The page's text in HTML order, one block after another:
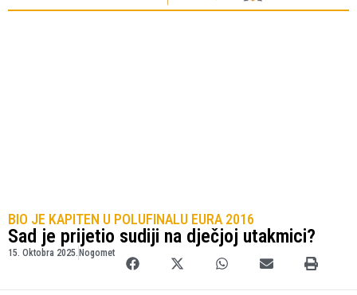
BIO JE KAPITEN U POLUFINALU EURA 2016
Sad je prijetio sudiji na dječjoj utakmici?
15. Oktobra 2025. Nogomet